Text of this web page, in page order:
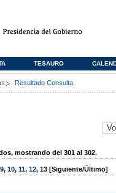
TESAURO
Resultado Consulta
mostrando del 301 al 302.
9, 10, 11, 12, 13 [Siguiente/Último]